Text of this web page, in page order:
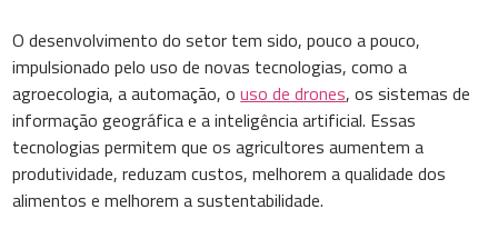
O desenvolvimento do setor tem sido, pouco a pouco,
impulsionado pelo uso de novas tecnologias, como a
agroecologia, a automação, ouso de drones, os sistemas de
informação geográfica e a inteligência artificial. Essas
tecnologias permitem que os agricultores aumentem a
produtividade, reduzam custos, melhorem a qualidade dos
alimentos e melhorem a sustentabilidade.